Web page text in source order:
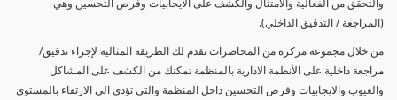
(المراجعة / التدقيق الداخلي).
من خلال مجموعة مركزة من المحاضرات نقدم لك الطريقة المثالية لإجراء تدقيق/
مراجعة داخلية على الأنظمة الادارية بالمنظمة تمكنك من الكشف على المشاكل
والعيوب والايجابيات وفرص التحسين داخل المنظمة والتي تؤدي الي الارتقاء بالمستوي